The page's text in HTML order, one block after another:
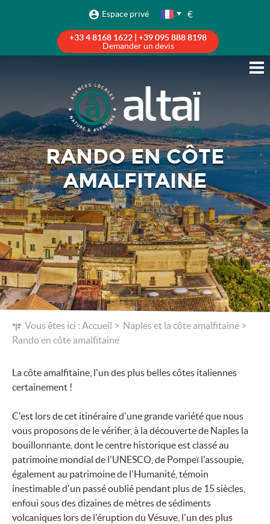
Espace privé €
+33 4 8168 1622 | +39 095 888 8198
Demander un devis
Vous êtes ici : Accueil
Naples et la côte amalfitaine
Rando en côte amalfitaine
RANDO EN CÔTE
AMALFITAINE
La côte amalfitaine, l'un des plus belles côtes italiennes
certainement !
C'est lors de cet itinéraire d'une grande variété que nous
vous proposons de le vérifier, à la découverte de Naples la
bouillonnante, dont le centre historique est classé au
patrimoine mondial de l'UNESCO, de Pompeï l'assoupie,
également au patrimoine de l'Humanité, témoin
inestimable d'un passé oublié pendant plus de 15 siècles,
enfoui sous des dizaines de mètres de sédiments
volcaniques lors de l'éruption du Vésuve, l'un des plus